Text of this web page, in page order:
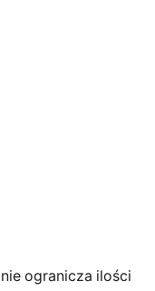
ogranicza ilości